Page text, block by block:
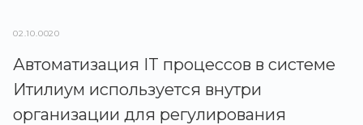
02.10.0020
Автоматизация IT процессов в системе
Итилиум используется внутри
организации для регулирования